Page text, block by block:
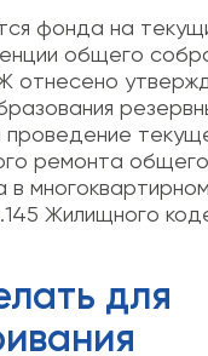
фонда на
общего
отнесено
ремонта общего
в
Жилищного
для